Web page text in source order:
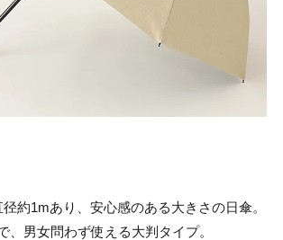
約1mあり、安心感のある大きさの日傘。
、男女問わず使える大判タイプ。